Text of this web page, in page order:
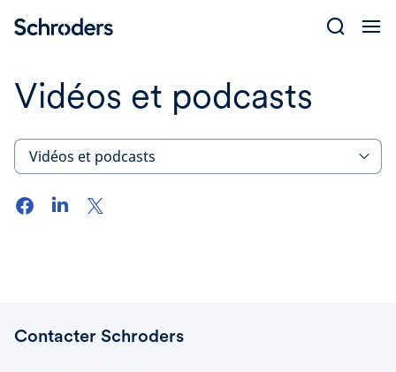
Vidéos et podcasts
Vidéos et podcasts
Contacter Schroders